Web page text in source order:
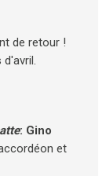
de retour !
: Gino
et